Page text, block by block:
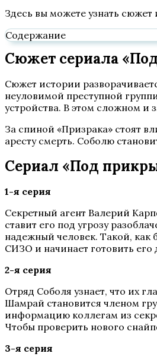
Здесь вы можете узнать
Содержание
Сюжет сериала
Сюжет истории
неуловимой преступной
устройства. В этом сложном и
За спиной «Призрака» стоят
аресту смерть. Соболю
Сериал «Под
1-я серия
Секретный агент Валерий
ставит его под угрозу
надежный человек. Такой, как
СИЗО и начинает готовить его
2-я серия
Отряд Соболя узнает, что их
Шамрай становится членом
информацию коллегам из
Чтобы проверить нового
3-я серия